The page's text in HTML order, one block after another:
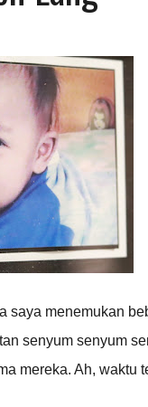
menemukan
senyum senyum
mereka. Ah, waktu